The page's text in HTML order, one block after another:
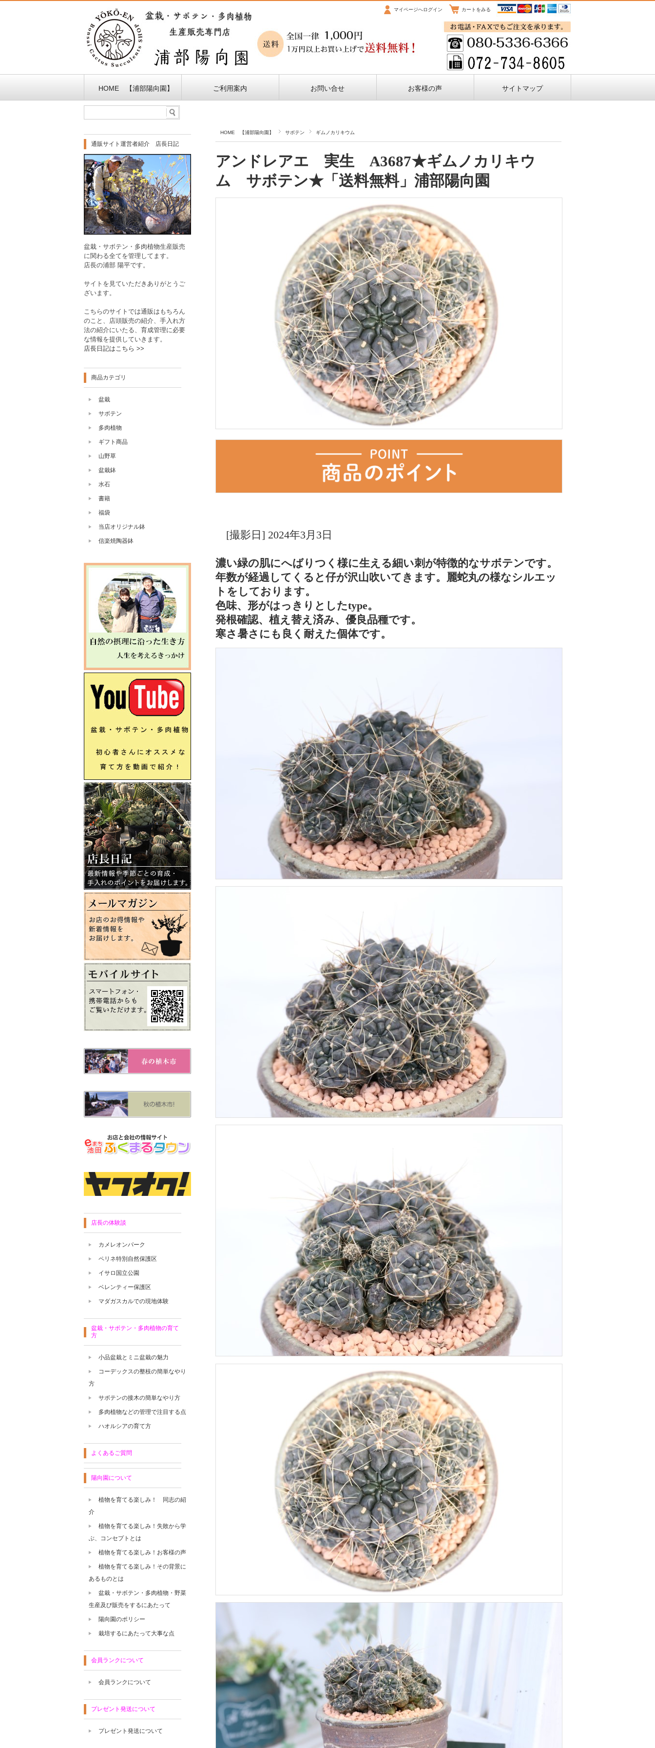
マイページへログイン カートをみる
HOME 【浦部陽向園】 ご利用案内 お問い合せ お客様の声 サイトマップ
HOME 【浦部陽向園】 サボテン ギムノカリキウム
アンドレアエ 実生 A3687★ギムノカリキウ
ム サボテン★「送料無料」浦部陽向園
[撮影日] 2024年3月3日
濃い緑の肌にへばりつく様に生える細い刺が特徴的なサボテンです。
年数が経過してくると仔が沢山吹いてきます。麗蛇丸の様なシルエッ
トをしております。
色味、形がはっきりとしたtype。
発根確認、植え替え済み、優良品種です。
寒さ暑さにも良く耐えた個体です。
通販サイト運営者紹介 店長日記
盆栽・サボテン・多肉植物生産販売
に関わる全てを管理してます。
店長の浦部 陽平です。
サイトを見ていただきありがとうご
ざいます。
こちらのサイトでは通販はもちろん
のこと、店頭販売の紹介、手入れ方
法の紹介にいたる、育成管理に必要
な情報を提供していきます。
店長日記はこちら >>
商品カテゴリ
盆栽
サボテン
多肉植物
ギフト商品
山野草
盆栽鉢
水石
書籍
福袋
当店オリジナル鉢
信楽焼陶器鉢
店長の体験談
カメレオンパーク
ペリネ特別自然保護区
イサロ国立公園
ベレンティー保護区
マダガスカルでの現地体験
盆栽・サボテン・多肉植物の育て
方
小品盆栽とミニ盆栽の魅力
コーデックスの整枝の簡単なやり
方
サボテンの接木の簡単なやり方
多肉植物などの管理で注目する点
ハオルシアの育て方
よくあるご質問
陽向園について
植物を育てる楽しみ！ 同志の紹
介
植物を育てる楽しみ！失敗から学
ぶ、コンセプトとは
植物を育てる楽しみ！お客様の声
植物を育てる楽しみ！その背景に
あるものとは
盆栽・サボテン・多肉植物・野菜
生産及び販売をするにあたって
陽向園のポリシー
栽培するにあたって大事な点
会員ランクについて
会員ランクについて
プレゼント発送について
プレゼント発送について